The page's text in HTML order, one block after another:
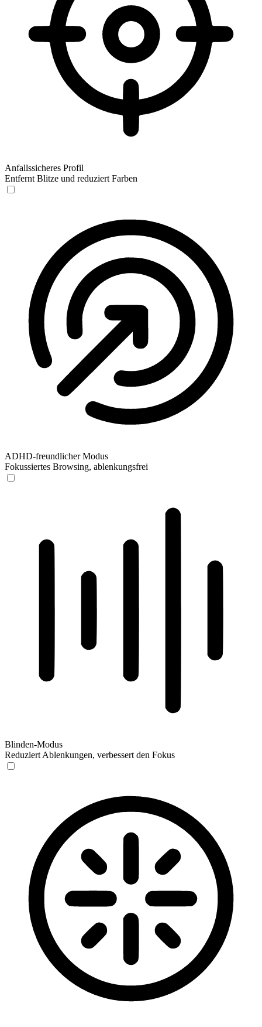
Anfallssicheres Profil
Entfernt Blitze und reduziert Farben
ADHD-freundlicher Modus
Fokussiertes Browsing, ablenkungsfrei
Blinden-Modus
Reduziert Ablenkungen, verbessert den Fokus